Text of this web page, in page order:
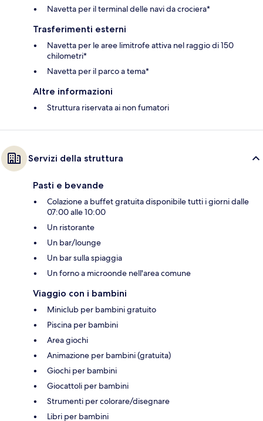
Navetta per il terminal delle navi da crociera*
Trasferimenti esterni
Navetta per le aree limitrofe attiva nel raggio di 150
chilometri*
Navetta per il parco a tema*
Altre informazioni
Struttura riservata ai non fumatori
Servizi della struttura
Pasti e bevande
Colazione a buffet gratuita disponibile tutti i giorni dalle
07:00 alle 10:00
Un ristorante
Un bar/lounge
Un bar sulla spiaggia
Un forno a microonde nell'area comune
Viaggio con i bambini
Miniclub per bambini gratuito
Piscina per bambini
Area giochi
Animazione per bambini (gratuita)
Giochi per bambini
Giocattoli per bambini
Strumenti per colorare/disegnare
Libri per bambini